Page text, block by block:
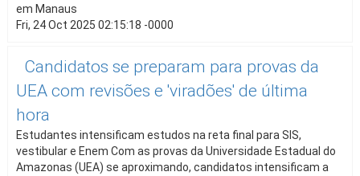
em Manaus
Fri, 24 Oct 2025 02:15:18 -0000
Candidatos se preparam para provas da
UEA com revisões e 'viradões' de última
hora
Estudantes intensificam estudos na reta final para SIS,
vestibular e Enem Com as provas da Universidade Estadual do
Amazonas (UEA) se aproximando, candidatos intensificam a